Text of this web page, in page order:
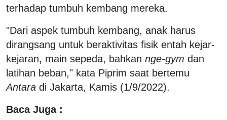
terhadap tumbuh kembang mereka.
"Dari aspek tumbuh kembang, anak harus
dirangsang untuk beraktivitas fisik entah kejar-
kejaran, main sepeda, bahkan nge-gym dan
latihan beban," kata Piprim saat bertemu
Antara di Jakarta, Kamis (1/9/2022).
Baca Juga :